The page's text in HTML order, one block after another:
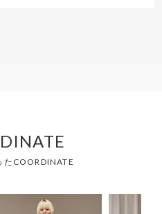
たCOORDINATE